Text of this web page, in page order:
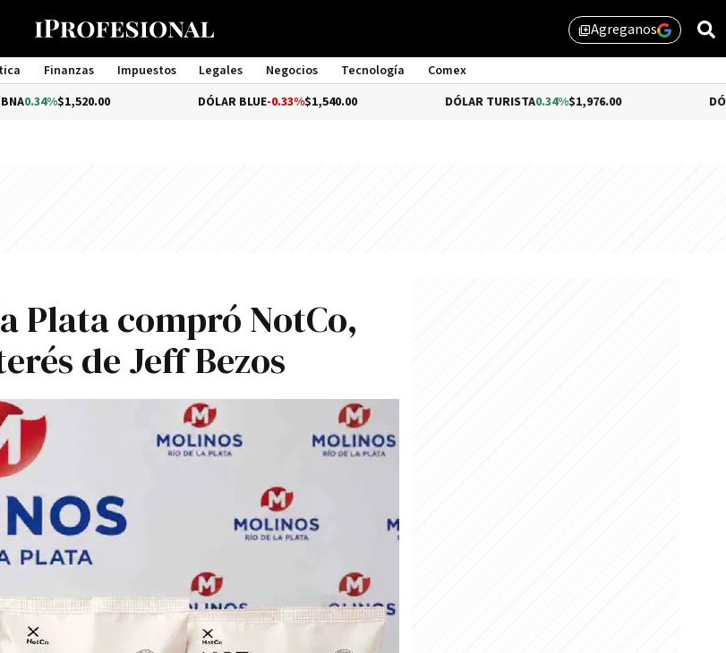
library_addAgreganos
Finanzas Impuestos Legales Negocios Tecnología
Comex
Management
DÓLAR BLUE-0.33% $1,540.00 DÓLAR TURISTA0.34%$1,976.00 -
Plata compró NotCo,
de Jeff Bezos